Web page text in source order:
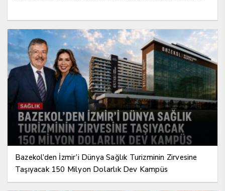
Bazekol’den İzmir’i Dünya Sağlık Turizminin Zirvesine
Taşıyacak 150 Milyon Dolarlık Dev Kampüs